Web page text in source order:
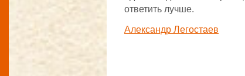
ответить лучше.
Александр Легостаев